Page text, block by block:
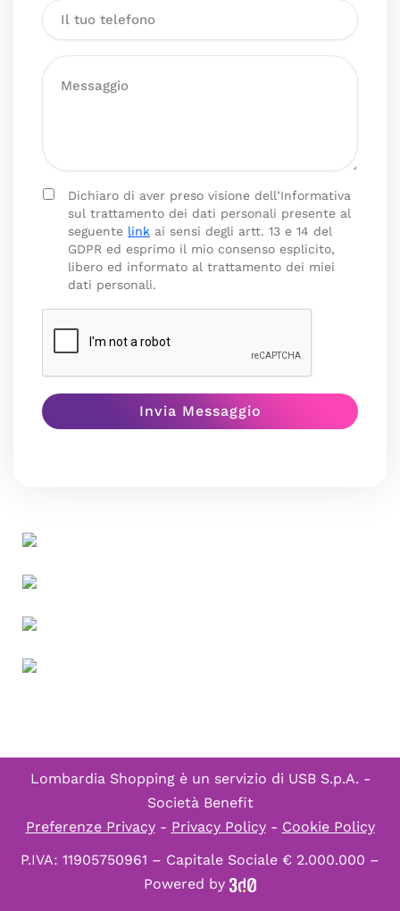
Dichiaro di aver preso visione dell’Informativa
sul trattamento dei dati personali presente al
seguente link ai sensi degli artt. 13 e 14 del
GDPR ed esprimo il mio consenso esplicito,
libero ed informato al trattamento dei miei
dati personali.
Lombardia Shopping è un servizio di USB S.p.A. -
Società Benefit
Preferenze Privacy- Privacy Policy- Cookie Policy
P.IVA: 11905750961 – Capitale Sociale € 2.000.000 –
Powered by